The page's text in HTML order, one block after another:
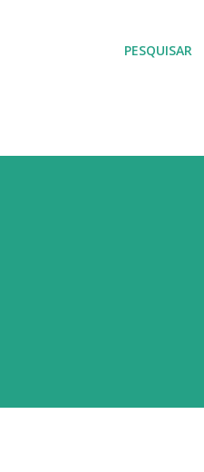
PESQUISAR